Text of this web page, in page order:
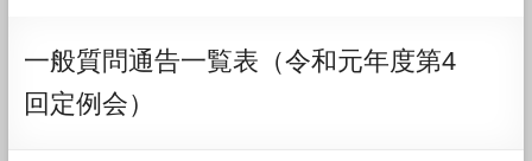
一般質問通告一覧表（令和元年度第4
回定例会）